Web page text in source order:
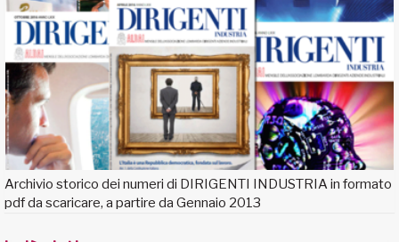
Archivio storico dei numeri di DIRIGENTI INDUSTRIA in formato
pdf da scaricare, a partire da Gennaio 2013